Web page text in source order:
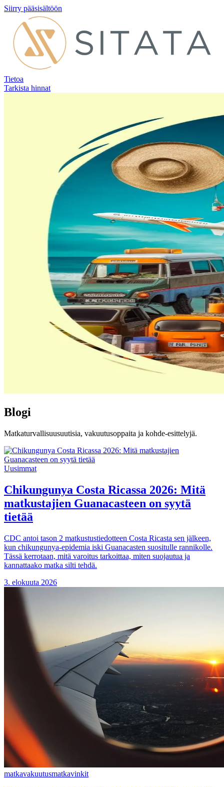
Siirry pääsisältöön
Tietoa
Tarkista hinnat
Blogi
Matkaturvallisuusuutisia, vakuutusoppaita ja kohde-esittelyjä.
Uusimmat
Chikungunya Costa Ricassa 2026: Mitä
matkustajien Guanacasteen on syytä
tietää
CDC antoi tason 2 matkustustiedotteen Costa Ricasta sen jälkeen,
kun chikungunya-epidemia iski Guanacasten suositulle rannikolle.
Tässä kerrotaan, mitä varoitus tarkoittaa, miten suojautua ja
kannattaako matka silti tehdä.
3. elokuuta 2026
matkavakuutusmatkavinkit